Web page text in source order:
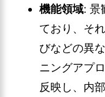
機能領域: 景
ており、そ
びなどの異
ニングアプ
反映し、内